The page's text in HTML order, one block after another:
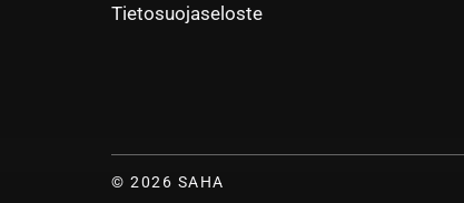
Tietosuojaseloste
© 2026 SAHA